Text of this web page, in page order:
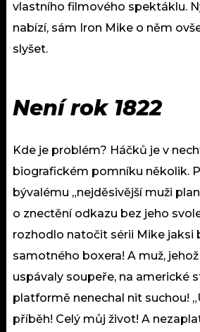
vlastního filmového spektáklu.
nabízí, sám Iron Mike o něm
slyšet.
Není rok 1822
Kde je problém? Háčků je v
biografickém pomníku několik.
bývalému „nejděsivější muži
o znectění odkazu bez jeho
rozhodlo natočit sérii Mike jaksi
samotného boxera! A muž,
uspávaly soupeře, na americké
platformě nenechal nit suchou!
příběh! Celý můj život! A